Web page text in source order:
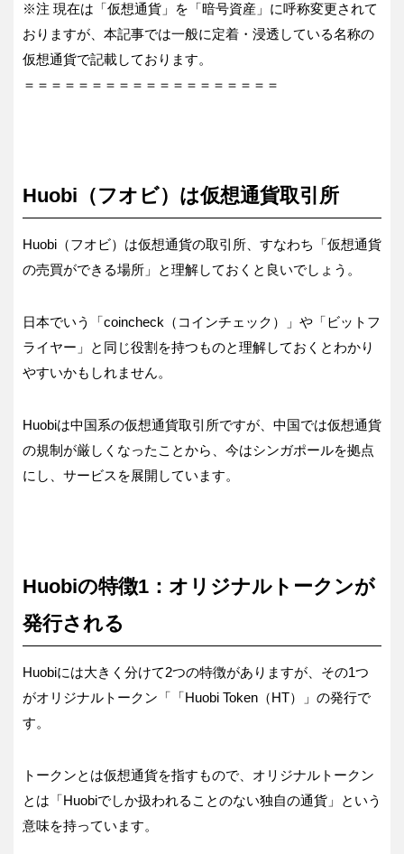
※注 現在は「仮想通貨」を「暗号資産」に呼称変更されて
おりますが、本記事では一般に定着・浸透している名称の
仮想通貨で記載しております。
＝＝＝＝＝＝＝＝＝＝＝＝＝＝＝＝＝＝＝
Huobi（フオビ）は仮想通貨取引所
Huobi（フオビ）は仮想通貨の取引所、すなわち「仮想通貨
の売買ができる場所」と理解しておくと良いでしょう。
日本でいう「coincheck（コインチェック）」や「ビットフ
ライヤー」と同じ役割を持つものと理解しておくとわかり
やすいかもしれません。
Huobiは中国系の仮想通貨取引所ですが、中国では仮想通貨
の規制が厳しくなったことから、今はシンガポールを拠点
にし、サービスを展開しています。
Huobiの特徴1：オリジナルトークンが
発行される
Huobiには大きく分けて2つの特徴がありますが、その1つ
がオリジナルトークン「「Huobi Token（HT）」の発行で
す。
トークンとは仮想通貨を指すもので、オリジナルトークン
とは「Huobiでしか扱われることのない独自の通貨」という
意味を持っています。